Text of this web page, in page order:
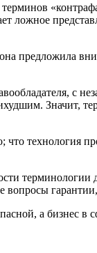
ложное
предложила
с
Значит,
что технология
терминологии
гарантии,
а бизнес